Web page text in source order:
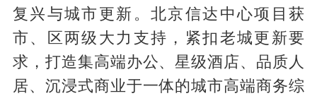
复兴与城市更新。北京信达中心项目获
市、区两级大力支持，紧扣老城更新要
求，打造集高端办公、星级酒店、品质人
居、沉浸式商业于一体的城市高端商务综